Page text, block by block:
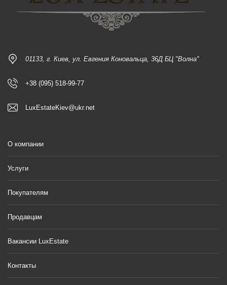
01133, г. Киев, ул. Евгения Коновальца, 36Д БЦ "Волна"
+38 (095) 518-99-77
LuxEstateKiev@ukr.net
О компании
Услуги
Покупателям
Продавцам
Вакансии LuxEstate
Контакты